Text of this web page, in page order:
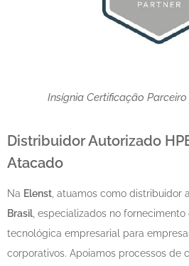
Insígnia Certificação
Distribuidor Autorizado
Atacado
Na Elenst , atuamos como distribuidor
Brasil , especializados no
tecnológica empresarial para
corporativos. Apoiamos processos de